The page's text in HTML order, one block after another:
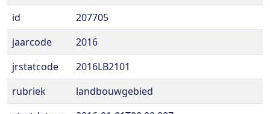
id
207705
jaarcode
2016
jrstatcode
2016LB2101
rubriek
landbouwgebied